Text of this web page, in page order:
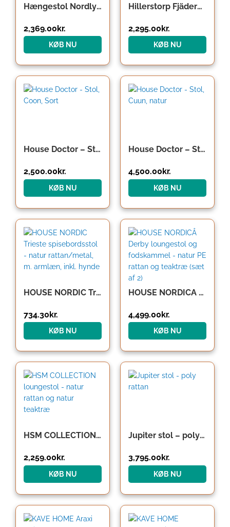
Hængestol Nordlys Furniture Venice – sort rattan udendørs loungegyngestol
2,369.00kr.
KØB NU
Hillerstorp Fjädero spisestol – polyrattan – inkl hynder
2,295.00kr.
KØB NU
House Doctor – Stol, Coon, Sort
2,500.00 kr.
KØB NU
House Doctor – Stol, Cuun, natur
4,500.00 kr.
KØB NU
HOUSE NORDIC Trieste spisebordsstol – natur rattan/metal, m. armlæn, inkl. hynde
oprindelige
pris
var:
1,049.00kr..
734.30kr.
aktuelle
pris
er:
734.30kr..
KØB NU
HOUSE NORDICÂ Derby loungestol og fodskammel – natur PE rattan og teaktræ (sæt af 2)
4,499.00kr.
KØB NU
HSM COLLECTION loungestol – natur rattan og natur teaktræ
2,259.00 kr.
KØB NU
Jupiter stol – poly rattan
3,795.00 kr.
KØB NU